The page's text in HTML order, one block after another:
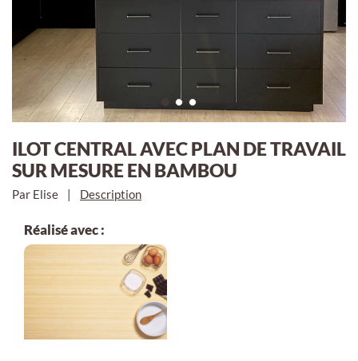
ILOT CENTRAL AVEC PLAN DE TRAVAIL
SUR MESURE EN BAMBOU
Par Elise | Description
Réalisé avec :